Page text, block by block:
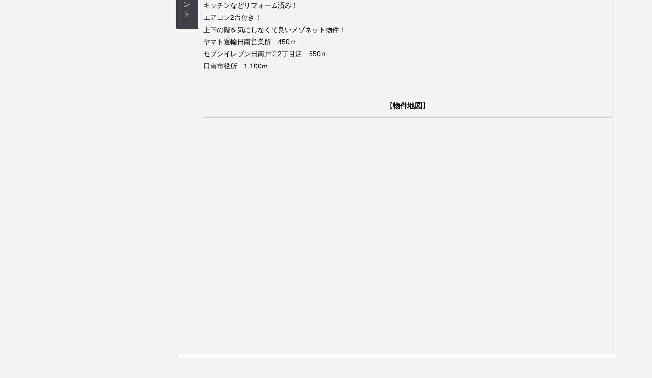
ン
ト
キッチンなどリフォーム済み！
エアコン2台付き！
上下の階を気にしなくて良いメゾネット物件！
ヤマト運輸日南営業所 450ｍ
セブンイレブン日南戸高2丁目店 650ｍ
日南市役所 1,100ｍ
【物件地図】